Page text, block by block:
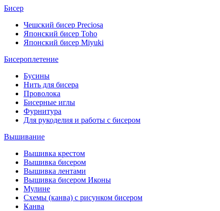
Бисер
Чешский бисер Preciosa
Японский бисер Toho
Японский бисер Miyuki
Бисероплетение
Бусины
Нить для бисера
Проволока
Бисерные иглы
Фурнитура
Для рукоделия и работы с бисером
Вышивание
Вышивка крестом
Вышивка бисером
Вышивка лентами
Вышивка бисером Иконы
Мулине
Схемы (канва) с рисунком бисером
Канва